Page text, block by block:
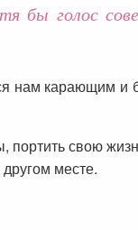
бы голос
нам карающим
свою
месте.